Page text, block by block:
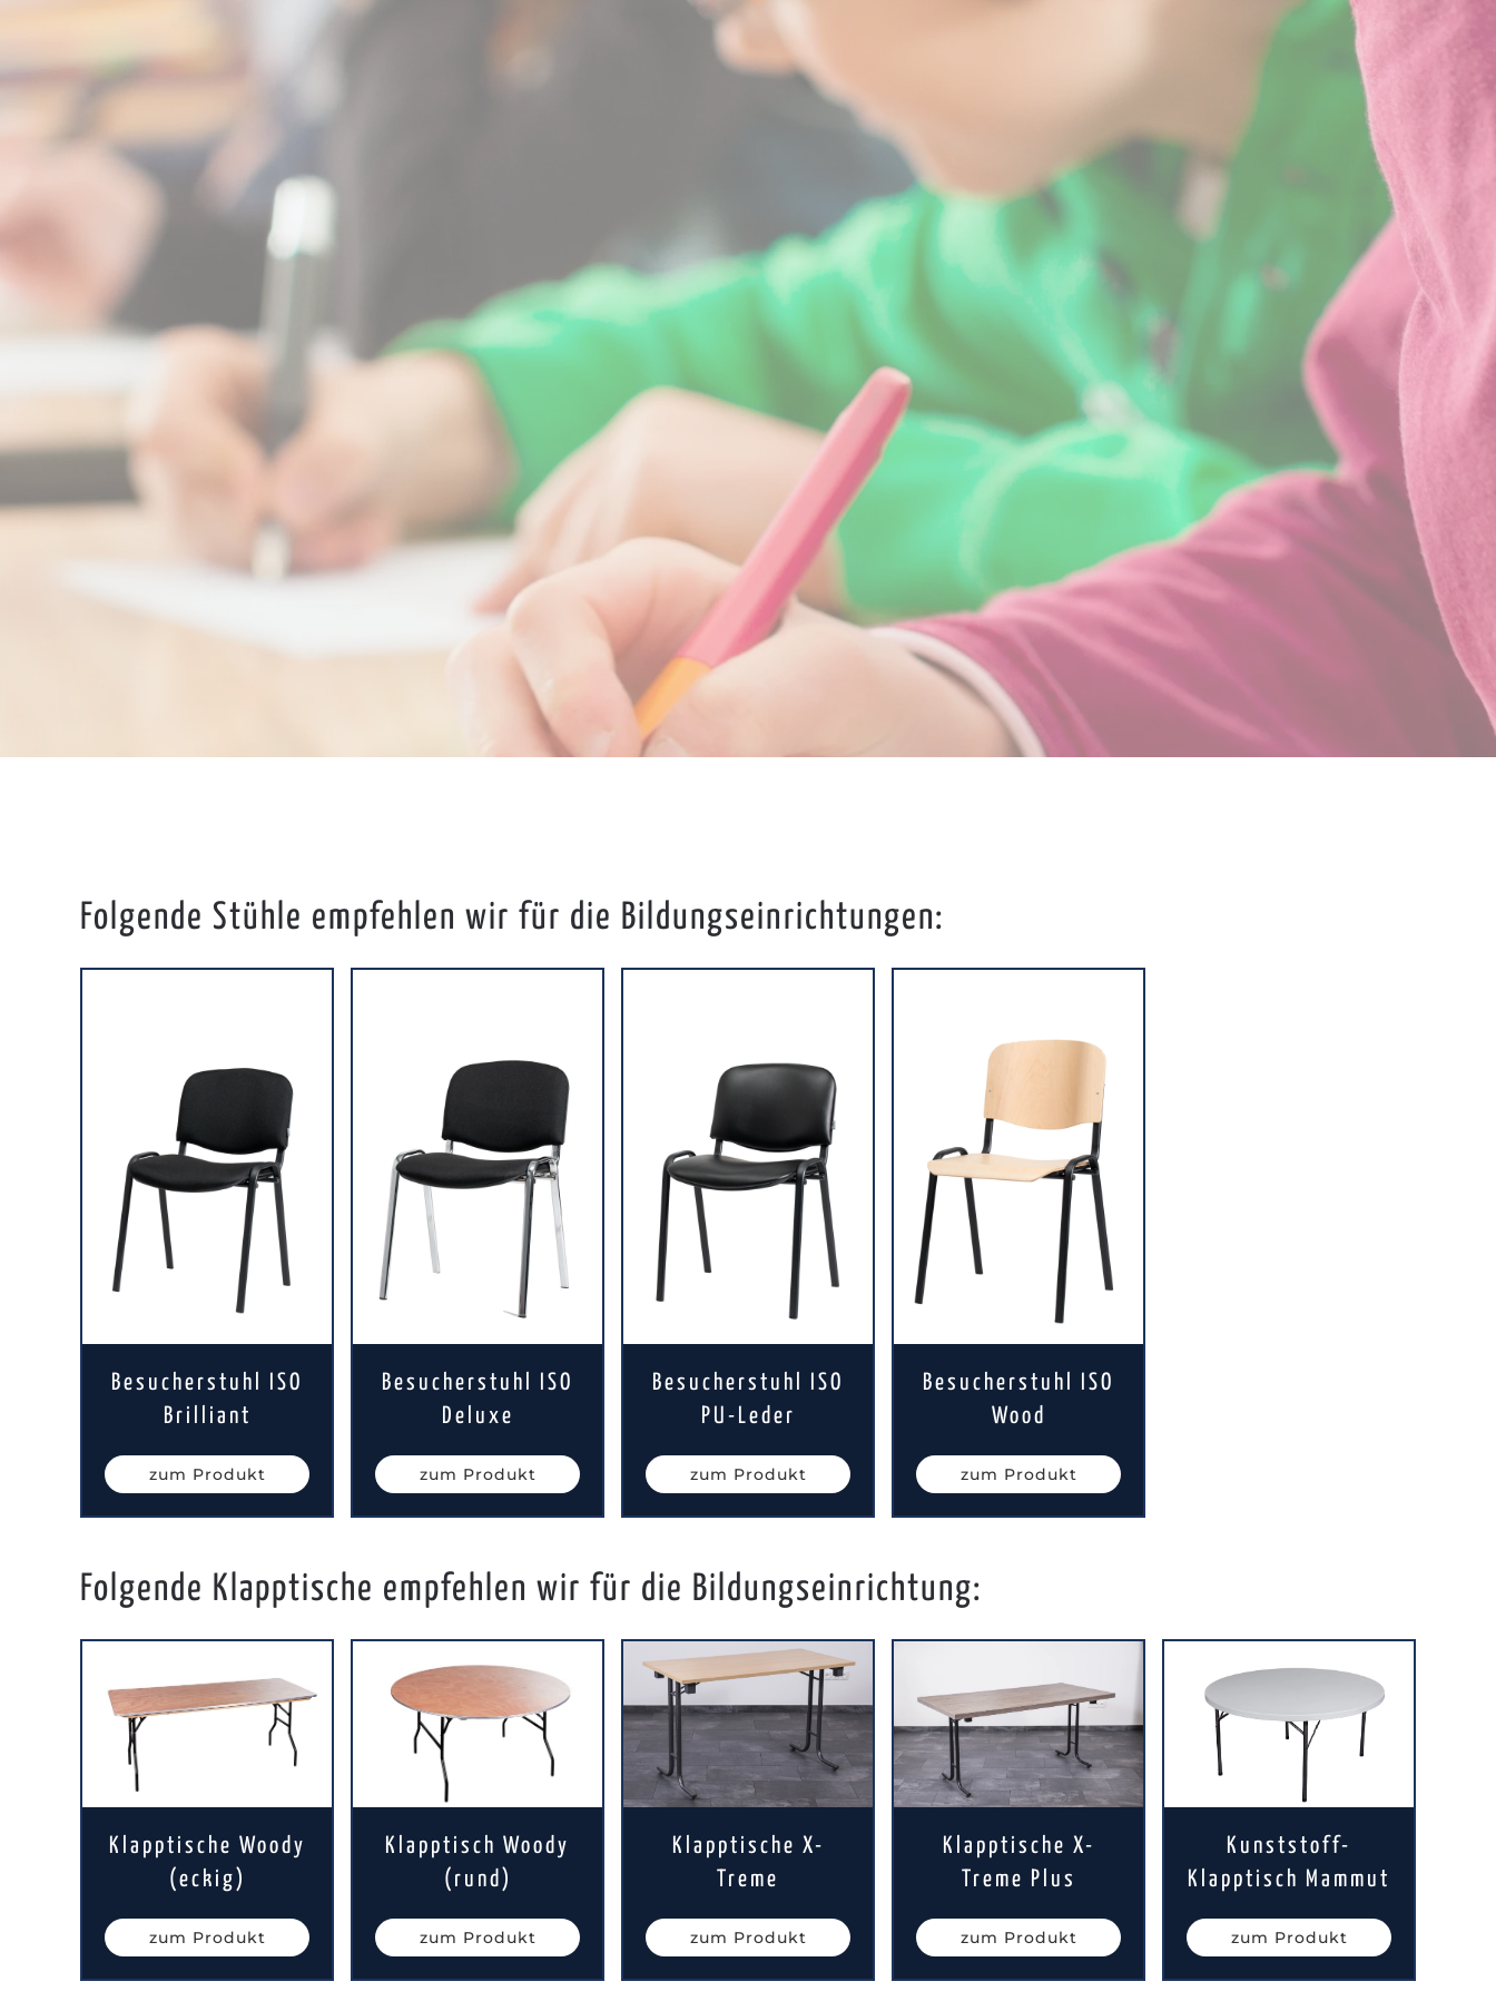
Folgende Stühle empfehlen wir für die Bildungseinrichtungen:
Besucherstuhl ISO
Brilliant
zum Produkt
Besucherstuhl ISO
Deluxe
zum Produkt
Besucherstuhl ISO
PU-Leder
zum Produkt
Besucherstuhl ISO
Wood
zum Produkt
Folgende Klapptische empfehlen wir für die Bildungseinrichtung:
Klapptische Woody
(eckig)
zum Produkt
Klapptisch Woody
(rund)
zum Produkt
Klapptische X-
Treme
zum Produkt
Klapptische X-
Treme Plus
zum Produkt
Kunststoff-
Klapptisch Mammut
zum Produkt